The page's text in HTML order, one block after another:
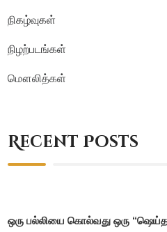
நிகழ்வுகள்
நிழற்படங்கள்
மௌலித்கள்
Recent Posts
ஒரு பல்லியை கொல்வது ஒரு